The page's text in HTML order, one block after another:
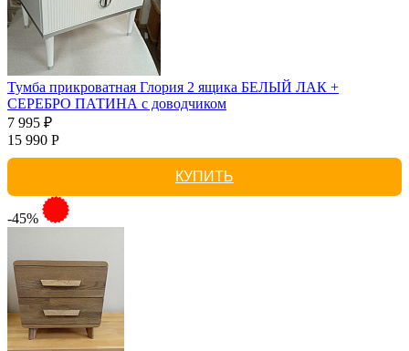
Тумба прикроватная Глория 2 ящика БЕЛЫЙ ЛАК +
СЕРЕБРО ПАТИНА с доводчиком
7 995 ₽
15 990 Р
КУПИТЬ
-45%